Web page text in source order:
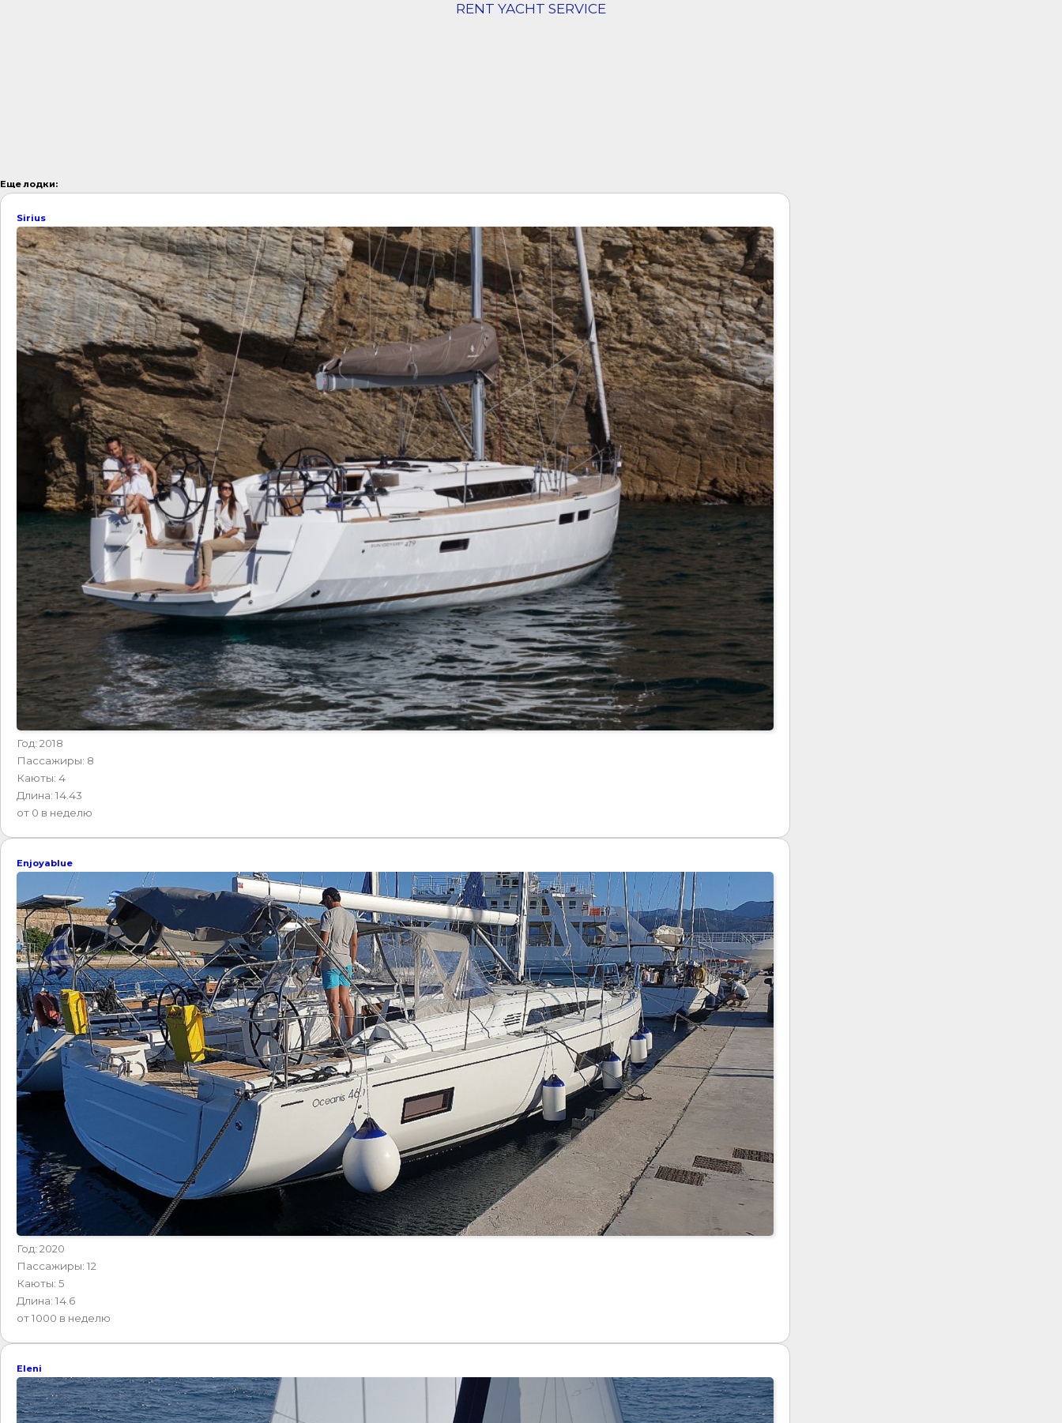
RENT YACHT SERVICE
Еще лодки:
Sirius
Год: 2018
Пассажиры: 8
Каюты: 4
Длина: 14.43
от 0 в неделю
Enjoyablue
Год: 2020
Пассажиры: 12
Каюты: 5
Длина: 14.6
от 1000 в неделю
Eleni